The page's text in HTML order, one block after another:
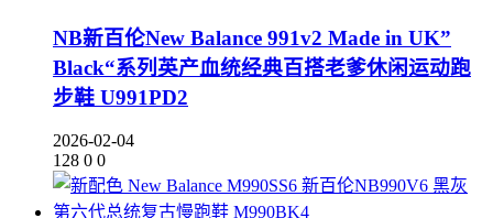
NB新百伦New Balance 991v2 Made in UK”
Black“系列英产血统经典百搭老爹休闲运动跑
步鞋 U991PD2
2026-02-04
128 0 0